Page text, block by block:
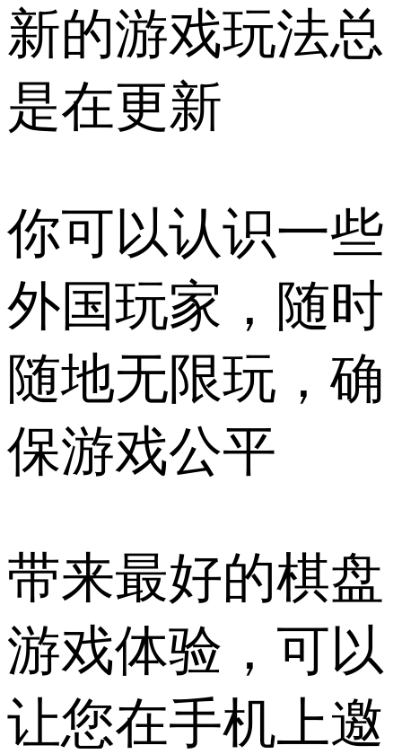
新的游戏玩法总
是在更新
你可以认识一些
外国玩家，随时
随地无限玩，确
保游戏公平
带来最好的棋盘
游戏体验，可以
让您在手机上邀